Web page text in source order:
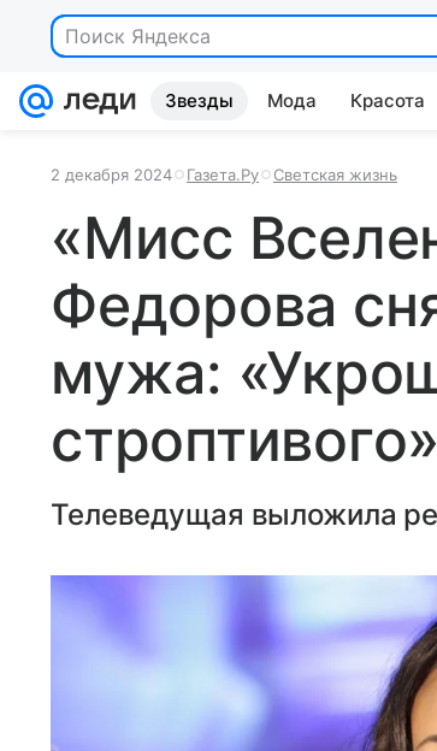
Поиск Яндекса
Звезды Мода Красота
2 декабря 2024 Газета.Ру Светская жизнь
«Мисс
Федорова
мужа:
строптивого»
Телеведущая выложила